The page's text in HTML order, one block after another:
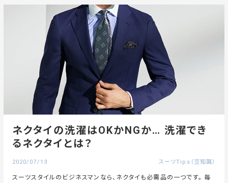
ネクタイの洗濯はOKかNGか… 洗濯でき
るネクタイとは？
2020/07/13 スーツTips（豆知識）
スーツスタイルのビジネスマンなら、ネクタイも必需品の一つです。 毎